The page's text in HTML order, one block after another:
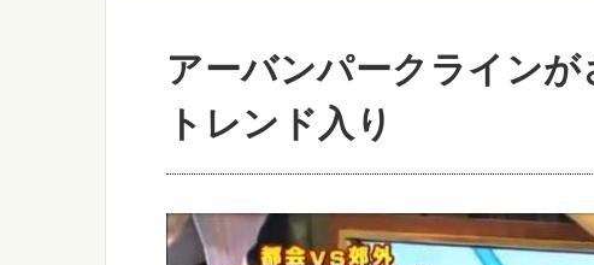
アーバンパークライン
トレンド入り